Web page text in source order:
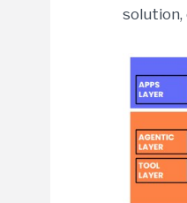
solution,